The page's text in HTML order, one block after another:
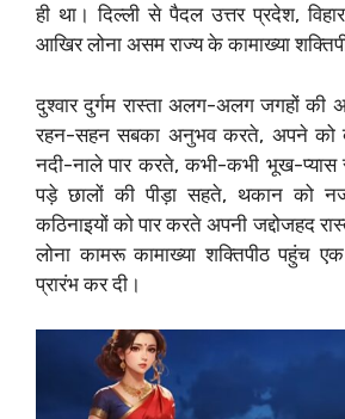
ही था। दिल्ली से पैदल उत्तर प्रदेश,
आखिर लोना असम राज्य के कामाख्या
दुश्वार दुर्गम रास्ता अलग-अलग जगहों की
रहन-सहन सबका अनुभव करते, अपने को
नदी-नाले पार करते, कभी-कभी भूख-प्यास
पड़े छालों की पीड़ा सहते, थकान को
कठिनाइयों को पार करते अपनी जद्दोजहद
लोना कामरू कामाख्या शक्तिपीठ पहुंच
प्रारंभ कर दी।